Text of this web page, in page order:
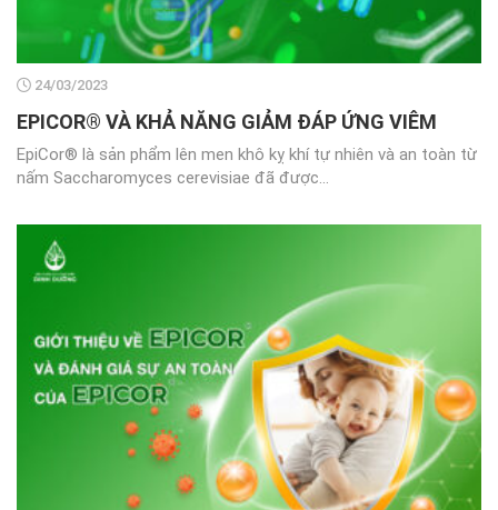
24/03/2023
EPICOR® VÀ KHẢ NĂNG GIẢM ĐÁP ỨNG VIÊM
EpiCor® là sản phẩm lên men khô kỵ khí tự nhiên và an toàn từ
nấm Saccharomyces cerevisiae đã được...